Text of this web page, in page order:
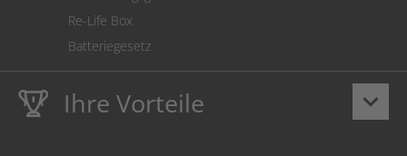
Re-Life Box
Batteriegesetz
keyboard_arrow_down
Ihre Vorteile